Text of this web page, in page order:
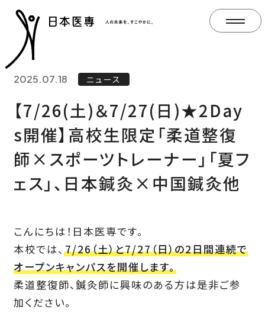
2025.07.18 ニュース
【7/26(土)＆7/27(日)★2Day
s開催】高校生限定「柔道整復
師×スポーツトレーナー」「夏フ
ェス」、日本鍼灸×中国鍼灸他
こんにちは！日本医専です。
本校では、 7/26（土）と7/27（日）の2日間連続で
オープンキャンパスを開催します。
柔道整復師、鍼灸師に興味のある方は是非ご参
加ください。